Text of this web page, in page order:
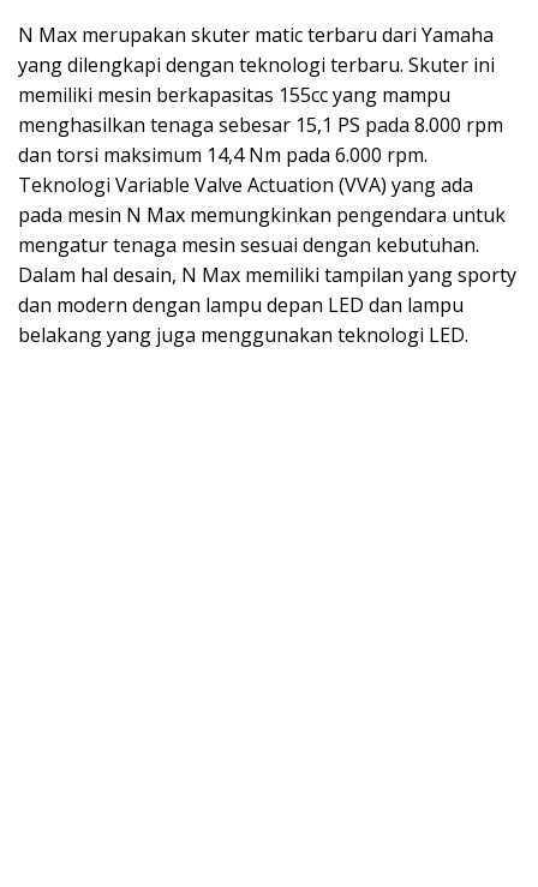
N Max merupakan skuter matic terbaru dari Yamaha
yang dilengkapi dengan teknologi terbaru. Skuter ini
memiliki mesin berkapasitas 155cc yang mampu
menghasilkan tenaga sebesar 15,1 PS pada 8.000 rpm
dan torsi maksimum 14,4 Nm pada 6.000 rpm.
Teknologi Variable Valve Actuation (VVA) yang ada
pada mesin N Max memungkinkan pengendara untuk
mengatur tenaga mesin sesuai dengan kebutuhan.
Dalam hal desain, N Max memiliki tampilan yang sporty
dan modern dengan lampu depan LED dan lampu
belakang yang juga menggunakan teknologi LED.